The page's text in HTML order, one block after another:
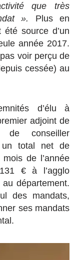
que très
». Plus en
source d’un
année 2017.
voir perçu de
cessée) au
d’élu à
adjoint de
conseiller
un total net de
de l’année
€ à l’agglo
département.
des mandats,
ses mandats